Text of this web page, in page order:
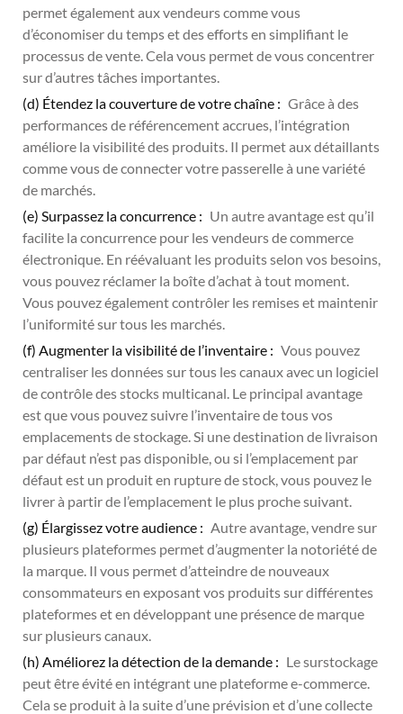
permet également aux vendeurs comme vous
d’économiser du temps et des efforts en simplifiant le
processus de vente. Cela vous permet de vous concentrer
sur d’autres tâches importantes.
(d) Étendez la couverture de votre chaîne : Grâce à des
performances de référencement accrues, l’intégration
améliore la visibilité des produits. Il permet aux détaillants
comme vous de connecter votre passerelle à une variété
de marchés.
(e) Surpassez la concurrence : Un autre avantage est qu’il
facilite la concurrence pour les vendeurs de commerce
électronique. En réévaluant les produits selon vos besoins,
vous pouvez réclamer la boîte d’achat à tout moment.
Vous pouvez également contrôler les remises et maintenir
l’uniformité sur tous les marchés.
(f) Augmenter la visibilité de l’inventaire : Vous pouvez
centraliser les données sur tous les canaux avec un logiciel
de contrôle des stocks multicanal. Le principal avantage
est que vous pouvez suivre l’inventaire de tous vos
emplacements de stockage. Si une destination de livraison
par défaut n’est pas disponible, ou si l’emplacement par
défaut est un produit en rupture de stock, vous pouvez le
livrer à partir de l’emplacement le plus proche suivant.
(g) Élargissez votre audience : Autre avantage, vendre sur
plusieurs plateformes permet d’augmenter la notoriété de
la marque. Il vous permet d’atteindre de nouveaux
consommateurs en exposant vos produits sur différentes
plateformes et en développant une présence de marque
sur plusieurs canaux.
(h) Améliorez la détection de la demande : Le surstockage
peut être évité en intégrant une plateforme e-commerce.
Cela se produit à la suite d’une prévision et d’une collecte